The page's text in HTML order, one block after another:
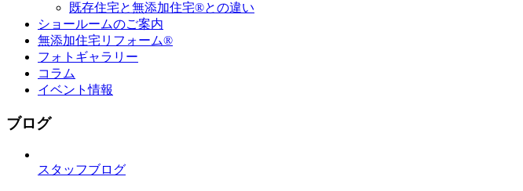
既存住宅と無添加住宅®との違い
ショールームのご案内
無添加住宅リフォーム®
フォトギャラリー
コラム
イベント情報
ブログ
スタッフブログ